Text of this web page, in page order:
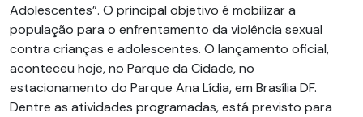
Adolescentes”. O principal objetivo é mobilizar a
população para o enfrentamento da violência sexual
contra crianças e adolescentes. O lançamento oficial,
aconteceu hoje, no Parque da Cidade, no
estacionamento do Parque Ana Lídia, em Brasília DF.
Dentre as atividades programadas, está previsto para